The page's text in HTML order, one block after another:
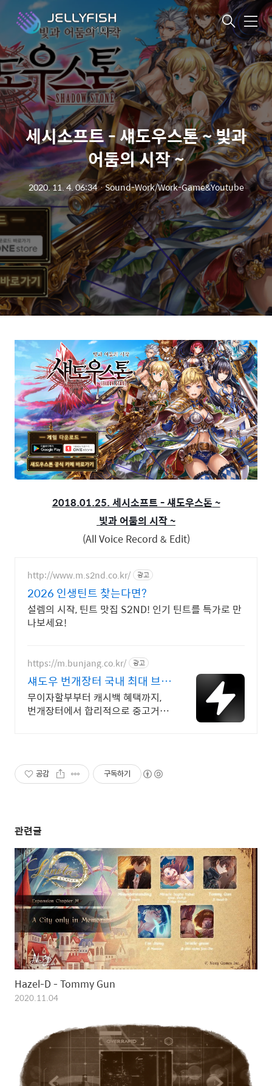
메
뉴
세시소프트 - 섀도우스톤 ~ 빛과
어둠의 시작 ~
2020. 11. 4. 06:34ㆍSound-Work/Work-Game&Youtube
2018.01.25. 세시소프트 - 섀도우스톤 ~
빛과 어둠의 시작 ~
(All Voice Record & Edit)
http://www.m.s2nd.co.kr/ 광고
2026 인생틴트 찾는다면?
설렘의 시작, 틴트 맛집 S2ND! 인기 틴트를 특가로 만
나보세요!
https://m.bunjang.co.kr/ 광고
섀도우 번개장터 국내 최대 브랜
드 중고거래
무이자할부부터 캐시백 혜택까지,
번개장터에서 합리적으로 중고거래
공감 구독하기
관련글
Hazel-D - Tommy Gun
2020.11.04